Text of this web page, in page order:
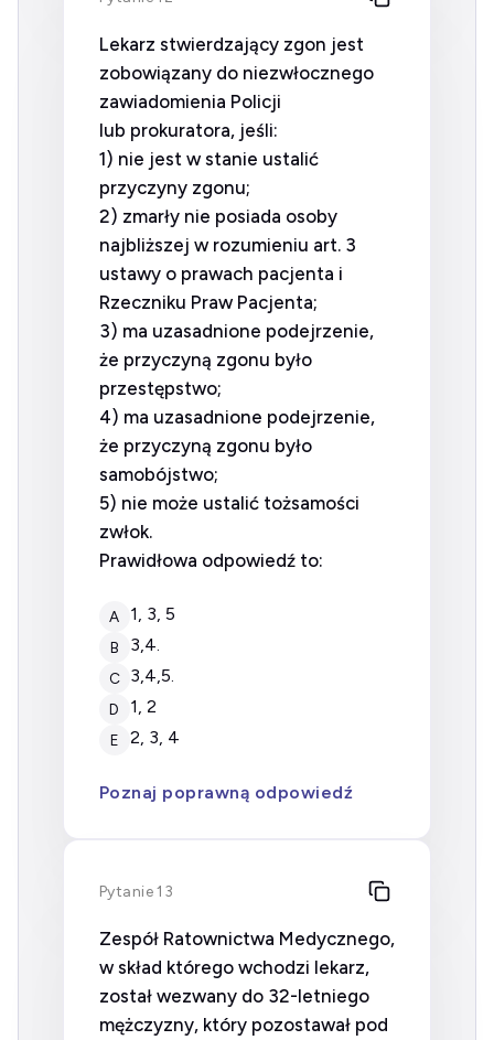
Lekarz stwierdzający zgon jest
zobowiązany do niezwłocznego
zawiadomienia Policji
lub prokuratora, jeśli:
1) nie jest w stanie ustalić
przyczyny zgonu;
2) zmarły nie posiada osoby
najbliższej w rozumieniu art. 3
ustawy o prawach pacjenta i
Rzeczniku Praw Pacjenta;
3) ma uzasadnione podejrzenie,
że przyczyną zgonu było
przestępstwo;
4) ma uzasadnione podejrzenie,
że przyczyną zgonu było
samobójstwo;
5) nie może ustalić tożsamości
zwłok.
Prawidłowa odpowiedź to:
A 1, 3, 5
B 3,4.
C 3,4,5.
D 1, 2
E 2, 3, 4
Poznaj poprawną odpowiedź
Pytanie 13
Zespół Ratownictwa Medycznego,
w skład którego wchodzi lekarz,
został wezwany do 32-letniego
mężczyzny, który pozostawał pod